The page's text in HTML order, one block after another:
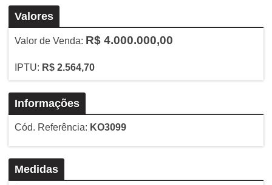
Valores
Valor de Venda: R$ 4.000.000,00
IPTU: R$ 2.564,70
Informações
Cód. Referência: KO3099
Medidas